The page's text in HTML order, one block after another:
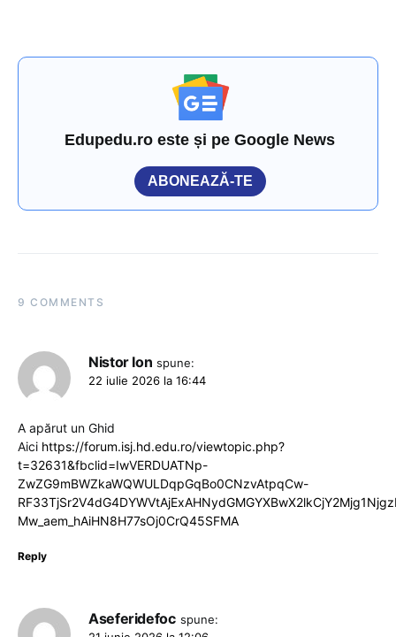
Edupedu.ro este și pe Google News
ABONEAZĂ-TE
9 COMMENTS
Nistor Ion spune:
22 iulie 2026 la 16:44
A apărut un Ghid
Aici https://forum.isj.hd.edu.ro/viewtopic.php?
t=32631&fbclid=IwVERDUATNp-
ZwZG9mBWZkaWQWULDqpGqBo0CNzvAtpqCw-
Mw_aem_hAiHN8H77sOj0CrQ45SFMA
Reply
Aseferidefoc spune: